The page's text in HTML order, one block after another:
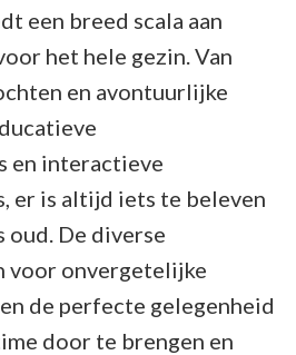
een breed scala aan
het hele gezin. Van
en avontuurlijke
en interactieve
er is altijd iets te beleven
oud. De diverse
voor onvergetelijke
de perfecte gelegenheid
door te brengen en